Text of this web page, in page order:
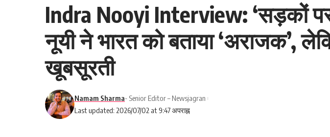
Indra Nooyi Interview: ‘सड़कों पर
नूयी ने भारत को बताया ‘अराजक’,
खूबसूरती
Last updated: 2026/07/02 at 9:47 अपराह्न
Namam Sharma- Senior Editor – Newsjagran